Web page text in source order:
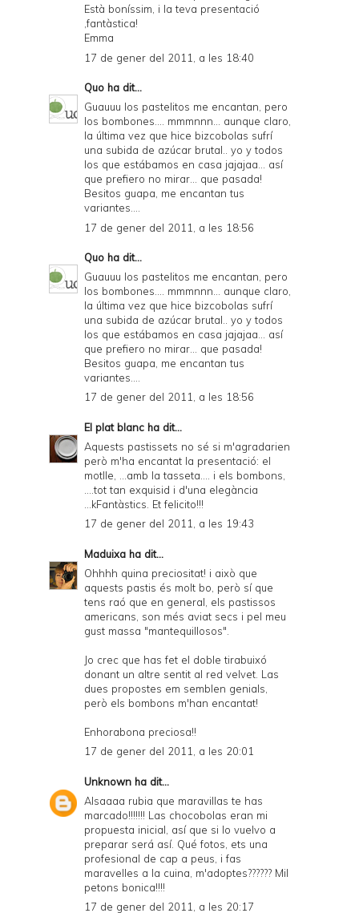
Està boníssim, i la teva presentació
,fantàstica!
Emma
17 de gener del 2011, a les 18:40
Quo ha dit...
Guauuu los pastelitos me encantan, pero
los bombones.... mmmnnn... aunque claro,
la última vez que hice bizcobolas sufrí
una subida de azúcar brutal.. yo y todos
los que estábamos en casa jajajaa... así
que prefiero no mirar... que pasada!
Besitos guapa, me encantan tus
variantes....
17 de gener del 2011, a les 18:56
Quo ha dit...
Guauuu los pastelitos me encantan, pero
los bombones.... mmmnnn... aunque claro,
la última vez que hice bizcobolas sufrí
una subida de azúcar brutal.. yo y todos
los que estábamos en casa jajajaa... así
que prefiero no mirar... que pasada!
Besitos guapa, me encantan tus
variantes....
17 de gener del 2011, a les 18:56
El plat blanc ha dit...
Aquests pastissets no sé si m'agradarien
però m'ha encantat la presentació: el
motlle, ...amb la tasseta.... i els bombons,
....tot tan exquisid i d'una elegància
...kFantàstics. Et felicito!!!
17 de gener del 2011, a les 19:43
Maduixa ha dit...
Ohhhh quina preciositat! i això que
aquests pastis és molt bo, però sí que
tens raó que en general, els pastissos
americans, son més aviat secs i pel meu
gust massa "mantequillosos".
Jo crec que has fet el doble tirabuixó
donant un altre sentit al red velvet. Las
dues propostes em semblen genials,
però els bombons m'han encantat!
Enhorabona preciosa!!
17 de gener del 2011, a les 20:01
Unknown ha dit...
Alsaaaa rubia que maravillas te has
marcado!!!!!!! Las chocobolas eran mi
propuesta inicial, así que si lo vuelvo a
preparar será así. Qué fotos, ets una
profesional de cap a peus, i fas
maravelles a la cuina, m'adoptes?????? Mil
petons bonica!!!!
17 de gener del 2011, a les 20:17